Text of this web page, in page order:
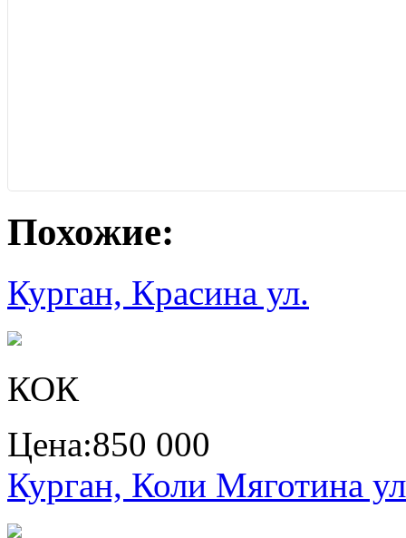
Похожие:
Курган, Красина ул.
КОК
Цена:850 000
Курган, Коли Мяготина